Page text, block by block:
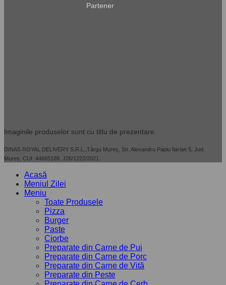
Partener
Imaginile produselor sunt cu titlu de prezentare.
DINAS ROYAL DELIVERY S.R.L.,Târgu Mureș, Str. Alexandru Papiu Ilarian 5, Jud.
Mureș, CUI: 44665189, J26/1222/2021.
Acasă
Meniul Zilei
Meniu
Toate Produsele
Pizza
Burger
Paste
Ciorbe
Preparate din Carne de Pui
Preparate din Carne de Porc
Preparate din Carne de Vită
Preparate din Pește